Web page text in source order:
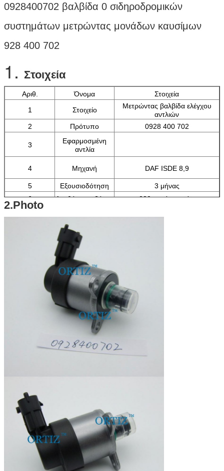
0928400702 βαλβίδα 0 σιδηροδρομικών
συστημάτων μετρώντας μονάδων καυσίμων
928 400 702
1. Στοιχεία
Αριθ. Όνομα
Στοιχεία
1
Στοιχείο
Μετρώντας βαλβίδα ελέγχου
αντλιών
2
Πρότυπο 0928 400 702
3
Εφαρμοσμένη
αντλία
4 Μηχανή DAF ISDE 8,9
5 Εξουσιοδότηση
3 μήνας
6
Ακαθάριστο βάρος 230g ανά κομμάτι
2.Photo